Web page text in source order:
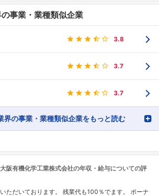
事業・業種類似企業
3.8
3.7
3.7
界の事業・業種類似企業をもっと読む
阪有機化学工業株式会社の年収・給与についての評
ただいております。 残業代も100％でます。 ボーナ